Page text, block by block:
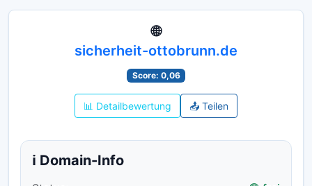
🌐
sicherheit-ottobrunn.de
Score: 0,06
📊 Detailbewertung 📤 Teilen
ℹ️ Domain-Info